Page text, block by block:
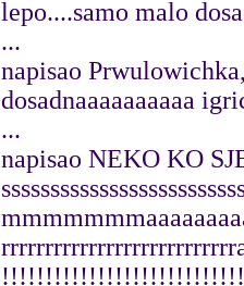
lepo....samo malo
...
napisao
dosadnaaaaaaaaaa
...
napisao NEKO KO